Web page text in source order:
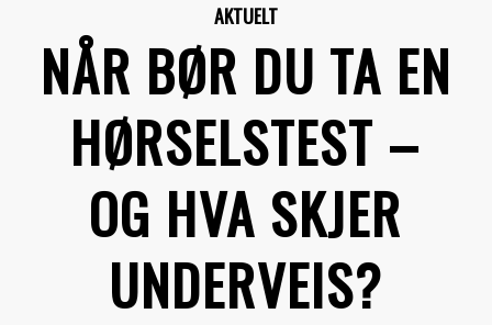
AKTUELT
NÅR BØR DU TA EN
HØRSELSTEST –
OG HVA SKJER
UNDERVEIS?